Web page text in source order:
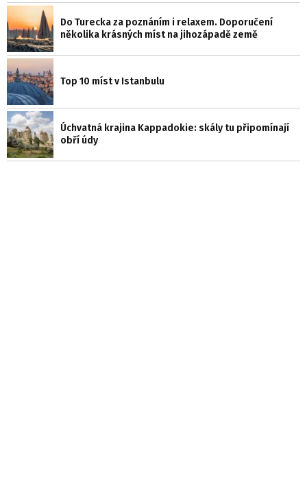
Do Turecka za poznáním i relaxem. Doporučení
několika krásných míst na jihozápadě země
Top 10 míst v Istanbulu
Úchvatná krajina Kappadokie: skály tu připomínají
obří údy